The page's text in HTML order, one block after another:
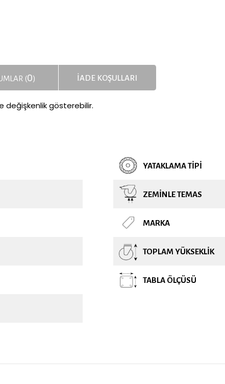
(0) İADE KOŞULLARI
değişkenlik gösterebilir.
YATAKLAMA TIPI
ZEMINLE TEMAS
MARKA
TOPLAM YÜKSEKLIK
TABLA ÖLÇÜSÜ